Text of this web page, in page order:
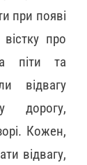
при появі
про
піти та
відвагу
дорогу,
Кожен,
відвагу,